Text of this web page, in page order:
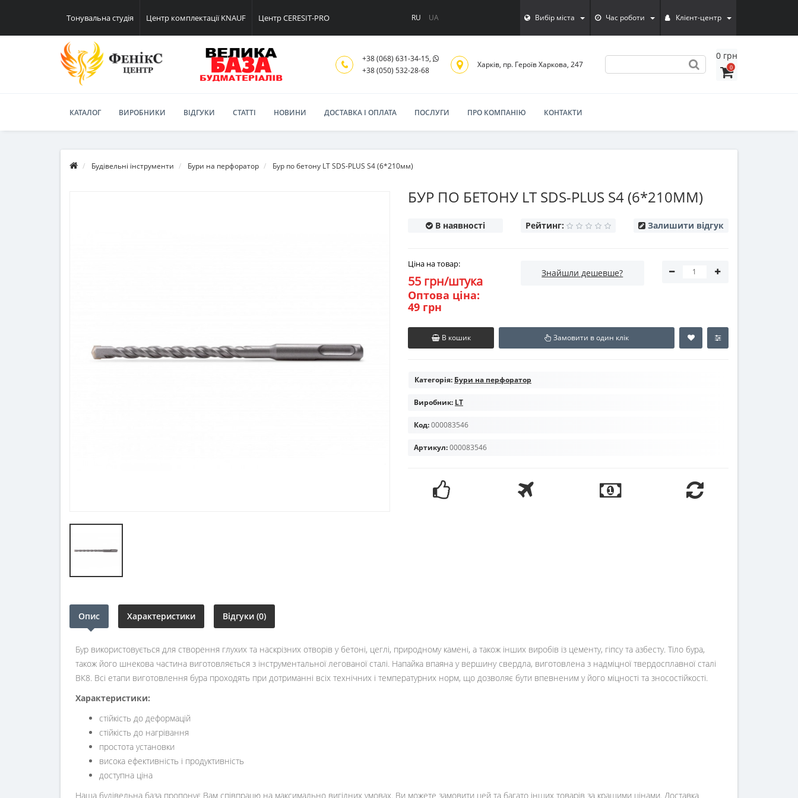
Тонувальна студія Центр комплектації KNAUF Центр CERESIT-PRO RU UA Вибір міста Час роботи Клієнт-центр
+38 (068) 631-34-15,
+38 (050) 532-28-68
Харків, пр. Героїв Харкова, 247
0 грн
0
КАТАЛОГ ВИРОБНИКИ ВІДГУКИ СТАТТІ НОВИНИ ДОСТАВКА І ОПЛАТА ПОСЛУГИ ПРО КОМПАНІЮ КОНТАКТИ
Будівельні інструменти Бури на перфоратор Бур по бетону LT SDS-PLUS S4 (6*210мм)
БУР ПО БЕТОНУ LT SDS-PLUS S4 (6*210ММ)
В наявності Рейтинг: Залишити відгук
Ціна на товар:
55 грн/штука
Оптова ціна:
49 грн
Знайшли дешевше?
В кошик Замовити в один клік
Категорія: Бури на перфоратор
Виробник: LT
Код:000083546
Артикул:000083546
Опис Характеристики Відгуки (0)
Бур використовується для створення глухих та наскрізних отворів у бетоні, цеглі, природному камені, а також інших виробів із цементу, гіпсу та азбесту. Тіло бура,
також його шнекова частина виготовляється з інструментальної легованої сталі. Напайка впаяна у вершину свердла, виготовлена з надміцної твердосплавної сталі
ВК8. Всі етапи виготовлення бура проходять при дотриманні всіх технічних і температурних норм, що дозволяє бути впевненим у його міцності та зносостійкості.
Характеристики:
стійкість до деформацій
стійкість до нагрівання
простота установки
висока ефективність і продуктивність
доступна ціна
Наша будівельна база пропонує Вам співпрацю на максимально вигідних умовах. Ви можете замовити цей та багато інших товарів за кращими цінами. Доставка